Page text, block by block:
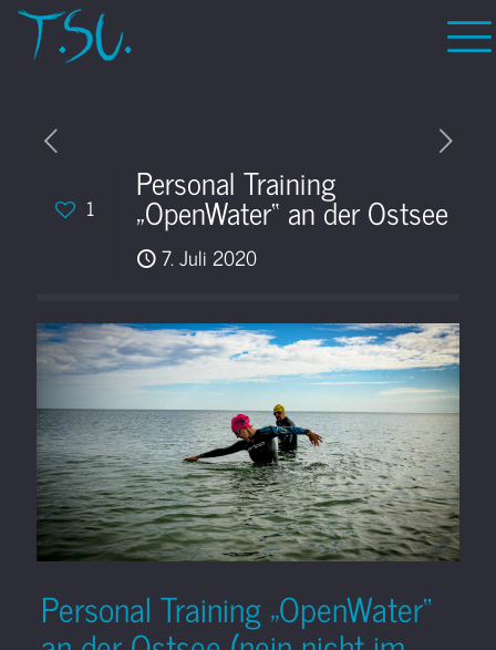
1
Personal Training
„OpenWater“ an der Ostsee
7. Juli 2020
Personal Training „OpenWater“